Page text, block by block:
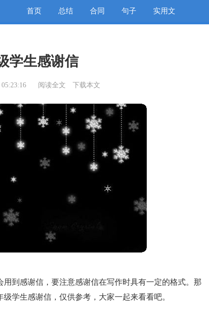
首页 总结 合同 句子 实用文
学生感谢信
阅读全文 下载本文
到感谢信，要注意感谢信在写作时具有一定的格式。那
学生感谢信，仅供参考，大家一起来看看吧。